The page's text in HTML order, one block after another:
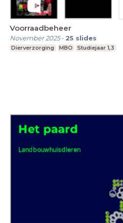
Voorraadbeheer
November 2025- 25 slides
Dierverzorging MBO Studiejaar 1,3